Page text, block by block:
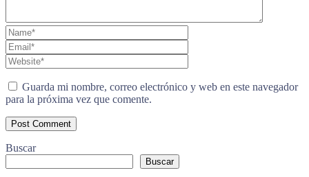
Guarda mi nombre, correo electrónico y web en este navegador
para la próxima vez que comente.
Buscar
Buscar